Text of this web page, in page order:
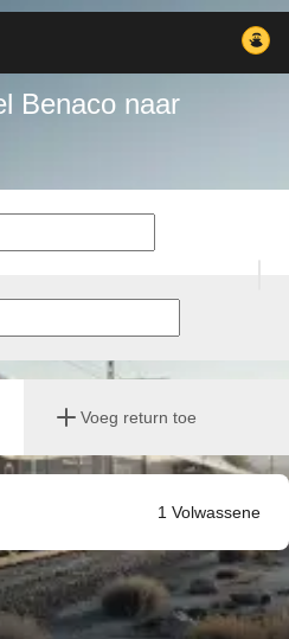
Benaco naar
Voeg return toe
1 Volwassene